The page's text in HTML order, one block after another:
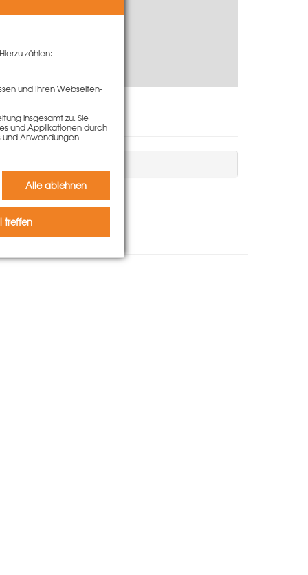
zählen:
und Ihren Webseiten-
insgesamt zu. Sie
und Applikationen durch
und Anwendungen
Alle ablehnen
treffen